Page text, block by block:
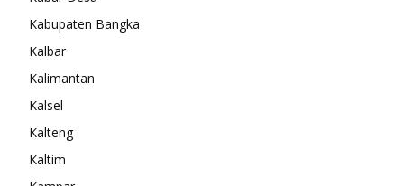
Kabupaten Bangka
Kalbar
Kalimantan
Kalsel
Kalteng
Kaltim